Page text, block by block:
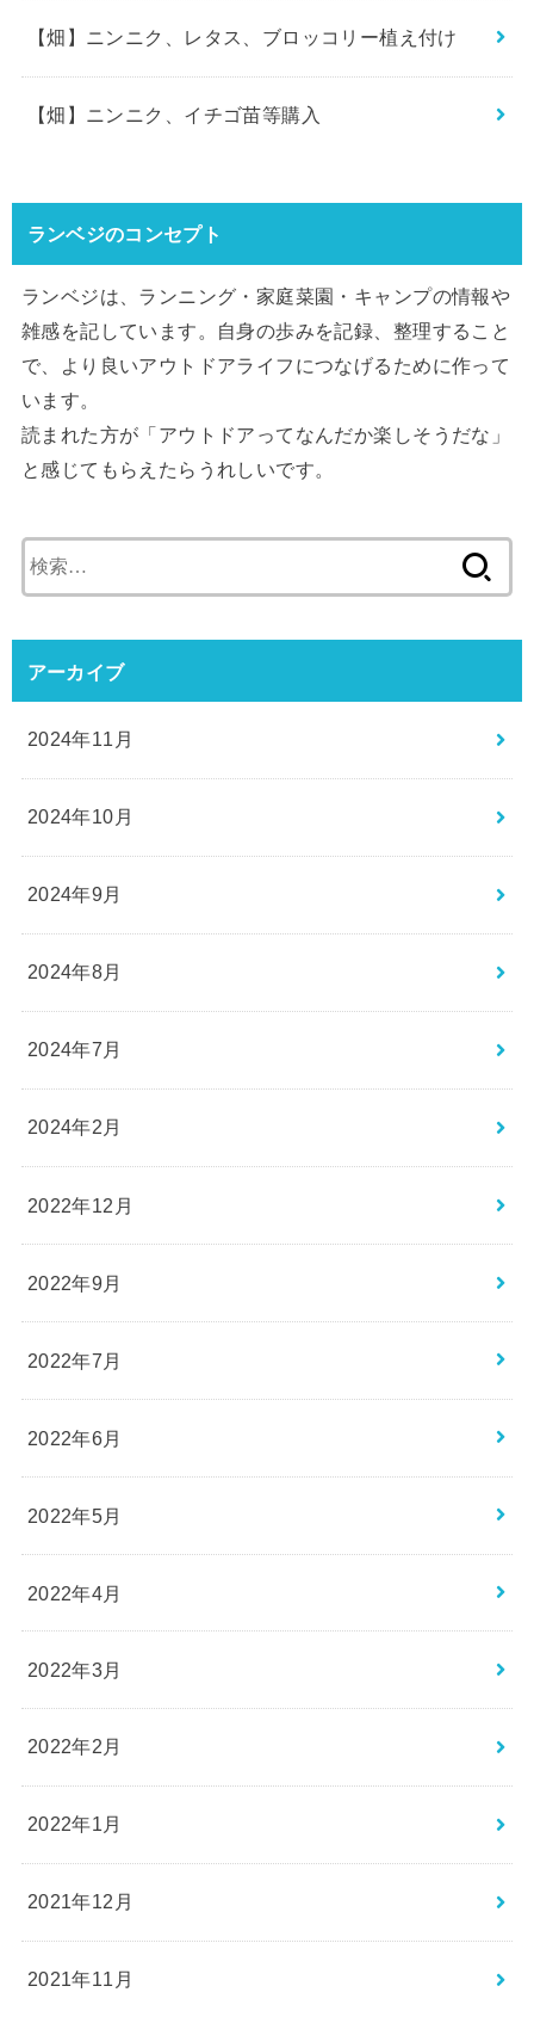
【畑】ニンニク、レタス、ブロッコリー植え付け
【畑】ニンニク、イチゴ苗等購入
ランベジのコンセプト
ランベジは、ランニング・家庭菜園・キャンプの情報や
雑感を記しています。自身の歩みを記録、整理すること
で、より良いアウトドアライフにつなげるために作って
います。
読まれた方が「アウトドアってなんだか楽しそうだな」
と感じてもらえたらうれしいです。
索:
アーカイブ
2024年11月
2024年10月
2024年9月
2024年8月
2024年7月
2024年2月
2022年12月
2022年9月
2022年7月
2022年6月
2022年5月
2022年4月
2022年3月
2022年2月
2022年1月
2021年12月
2021年11月